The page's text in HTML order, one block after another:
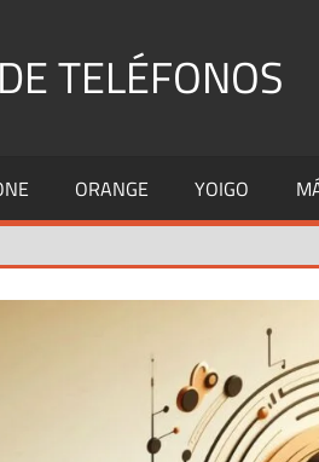
TELÉFONOS
ORANGE YOIGO